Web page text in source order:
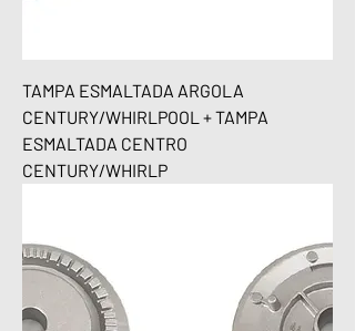
TAMPA ESMALTADA ARGOLA
CENTURY/WHIRLPOOL + TAMPA
ESMALTADA CENTRO
CENTURY/WHIRLP